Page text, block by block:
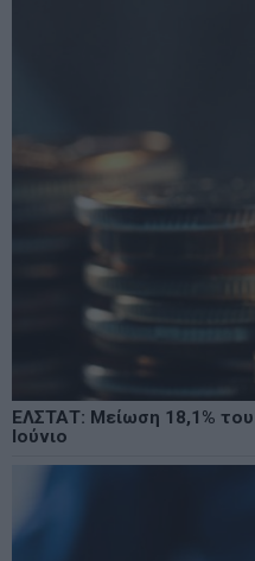
ΕΛΣΤΑΤ: Μείωση 18,1%
Ιούνιο